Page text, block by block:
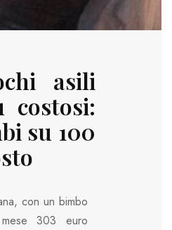
asili
su 100
con un bimbo
303 euro